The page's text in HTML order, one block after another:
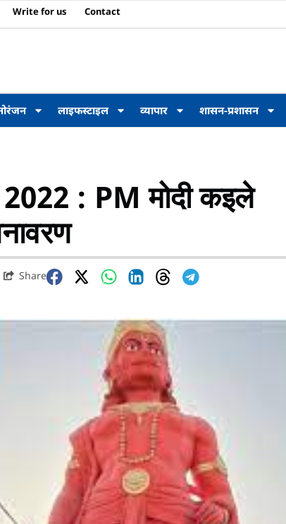
Write for us Contact
लाइफस्टाइल व्यापार शासन-प्रशासन
: PM मोदी कइले
Share